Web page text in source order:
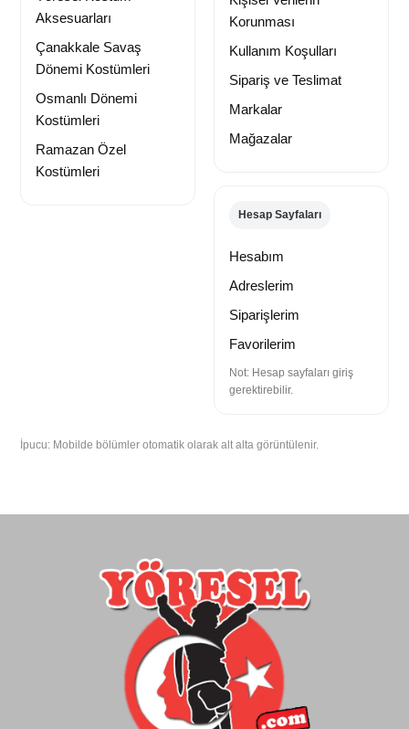
Aksesuarları
Çanakkale Savaş
Dönemi Kostümleri
Osmanlı Dönemi
Kostümleri
Ramazan Özel
Kostümleri
Korunması
Kullanım Koşulları
Sipariş ve Teslimat
Markalar
Mağazalar
Hesap Sayfaları
Hesabım
Adreslerim
Siparişlerim
Favorilerim
Not: Hesap sayfaları giriş
gerektirebilir.
İpucu: Mobilde bölümler otomatik olarak alt alta görüntülenir.